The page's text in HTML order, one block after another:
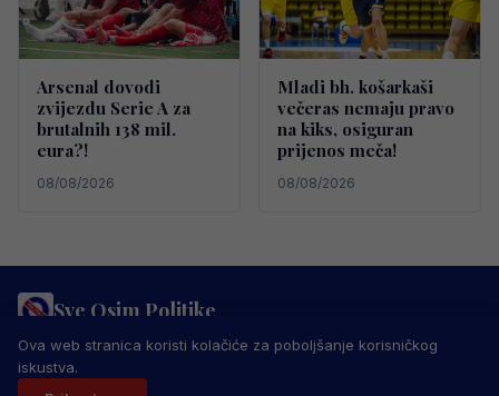
Arsenal dovodi
zvijezdu Serie A za
brutalnih 138 mil.
eura?!
08/08/2026
Mladi bh. košarkaši
večeras nemaju pravo
na kiks, osiguran
prijenos meča!
08/08/2026
Sve Osim Politike
PRAVILA PRIVATNOSTI MARKETING
USLOVI KORIŠTENJA
IMPRESSUM
© 2026 Sve Osim Politike. Sva prava zadržana.
Ova web stranica koristi kolačiće za poboljšanje korisničkog
iskustva.